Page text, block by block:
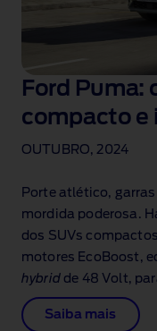
Ford Puma:
compacto e
OUTUBRO, 2024
Porte atlético,
mordida poderosa.
dos SUVs
motores EcoBoost,
hybridde 48 Volt,
Saiba mais